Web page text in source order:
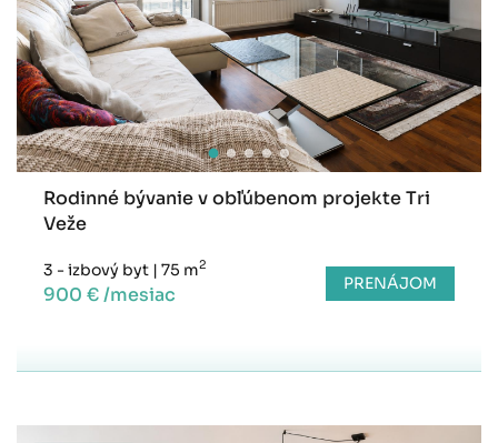
Rodinné bývanie v obľúbenom projekte Tri
Veže
3 - izbový byt | 75 m2
900 € /mesiac PRENÁJOM